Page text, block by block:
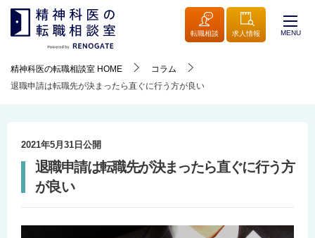
転職相談 求人情報 MENU
精神科医の転職相談室 HOME
コラム
退職申請は転職先が決まったら直ぐに行う方が良い
2021年5月31日 公開
退職申請は転職先が決まったら直ぐに行う方
が良い